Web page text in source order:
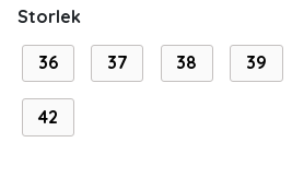
Storlek
36 37 38 39
42